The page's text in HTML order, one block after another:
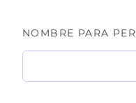
NOMBRE PARA